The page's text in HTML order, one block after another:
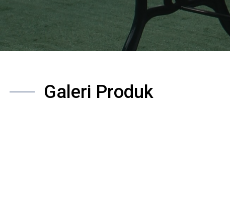
Galeri Produk